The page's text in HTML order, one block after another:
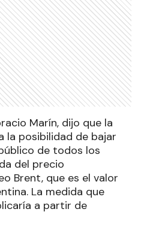
Marín, dijo que la
la posibilidad de bajar
de todos los
del precio
Brent, que es el valor
La medida que
a partir de